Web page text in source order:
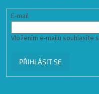
E-mail
Vložením e-mailu souhlasíte s
PŘIHLÁSIT SE